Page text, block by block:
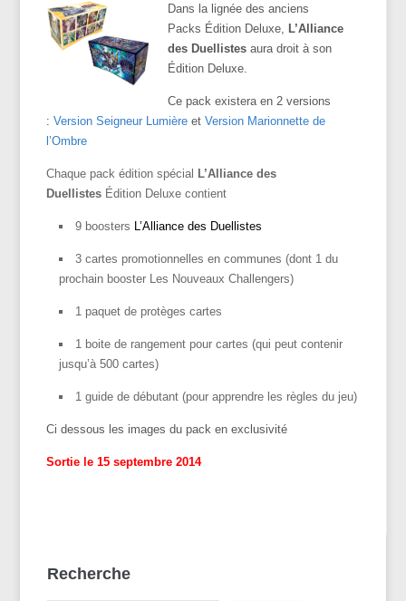
Dans la lignée des anciens
Packs Édition Deluxe,
L’Alliance
des Duellistesaura droit à son
Édition Deluxe.
Ce pack existera en 2 versions
:Version Seigneur Lumière etVersion Marionnette de
l’Ombre
Chaque pack édition spécial
L’Alliance des
Duellistes Édition Deluxe contient
9 boosters L’Alliance des Duellistes
3 cartes promotionnelles en communes (dont 1 du
prochain booster Les Nouveaux Challengers)
1 paquet de protèges cartes
1 boite de rangement pour cartes (qui peut contenir
jusqu’à 500 cartes)
1 guide de débutant (pour apprendre les règles du jeu)
Ci dessous les images du pack en exclusivité
Sortie le 15 septembre 2014
Recherche